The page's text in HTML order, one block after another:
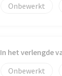
Onbewerkt
In het verlengde
Onbewerkt